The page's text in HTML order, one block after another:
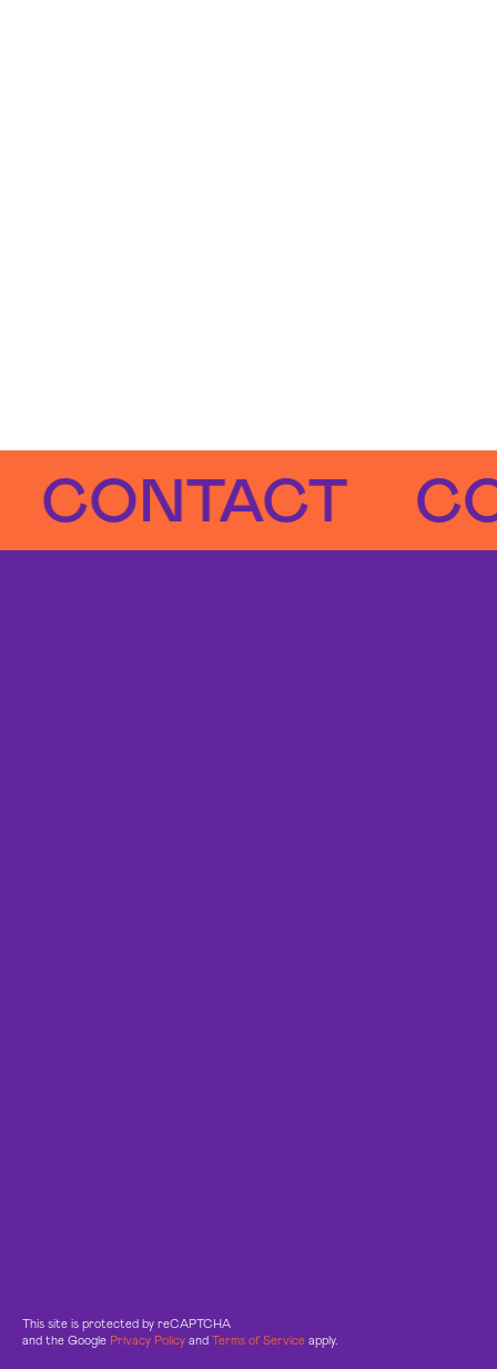
This site is protected by reCAPTCHA
and the Google Privacy Policy and Terms of Service apply.